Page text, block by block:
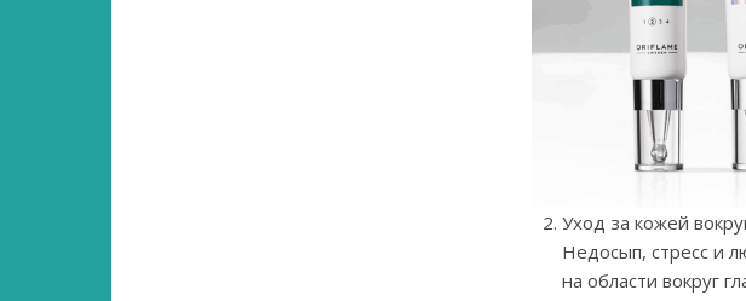
Уход за кожей
Недосып, стресс и
на области вокруг